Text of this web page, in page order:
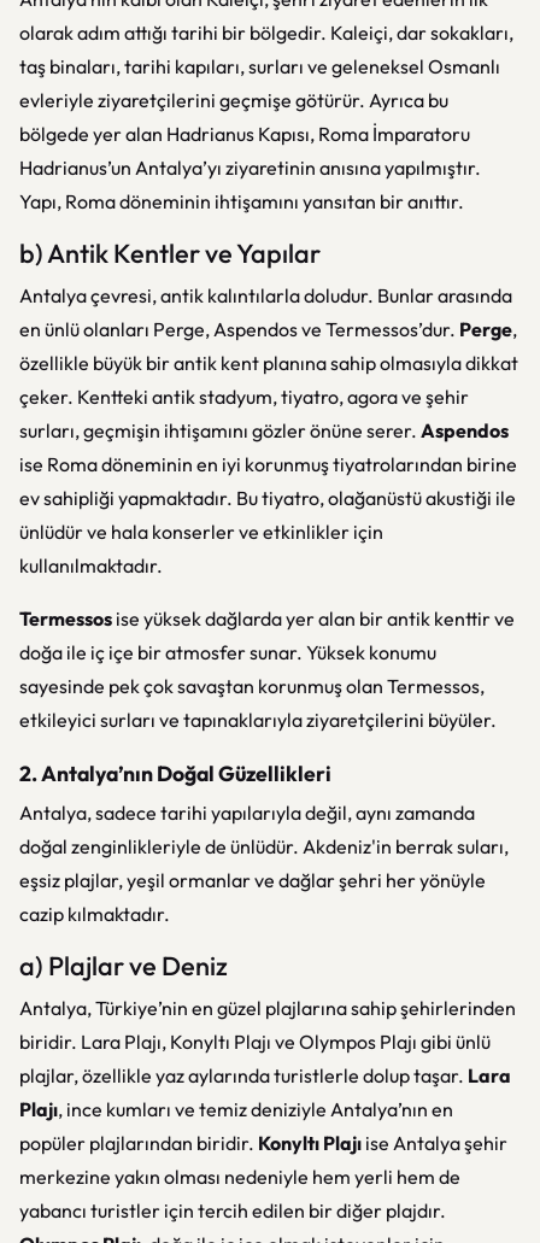
olarak adım attığı tarihi bir bölgedir. Kaleiçi, dar sokakları,
taş binaları, tarihi kapıları, surları ve geleneksel Osmanlı
evleriyle ziyaretçilerini geçmişe götürür. Ayrıca bu
bölgede yer alan Hadrianus Kapısı, Roma İmparatoru
Hadrianus’un Antalya’yı ziyaretinin anısına yapılmıştır.
Yapı, Roma döneminin ihtişamını yansıtan bir anıttır.
b) Antik Kentler ve Yapılar
Antalya çevresi, antik kalıntılarla doludur. Bunlar arasında
en ünlü olanları Perge, Aspendos ve Termessos’dur. Perge,
özellikle büyük bir antik kent planına sahip olmasıyla dikkat
çeker. Kentteki antik stadyum, tiyatro, agora ve şehir
surları, geçmişin ihtişamını gözler önüne serer. Aspendos
ise Roma döneminin en iyi korunmuş tiyatrolarından birine
ev sahipliği yapmaktadır. Bu tiyatro, olağanüstü akustiği ile
ünlüdür ve hala konserler ve etkinlikler için
kullanılmaktadır.
Termessos ise yüksek dağlarda yer alan bir antik kenttir ve
doğa ile iç içe bir atmosfer sunar. Yüksek konumu
sayesinde pek çok savaştan korunmuş olan Termessos,
etkileyici surları ve tapınaklarıyla ziyaretçilerini büyüler.
2. Antalya’nın Doğal Güzellikleri
Antalya, sadece tarihi yapılarıyla değil, aynı zamanda
doğal zenginlikleriyle de ünlüdür. Akdeniz'in berrak suları,
eşsiz plajlar, yeşil ormanlar ve dağlar şehri her yönüyle
cazip kılmaktadır.
a) Plajlar ve Deniz
Antalya, Türkiye’nin en güzel plajlarına sahip şehirlerinden
biridir. Lara Plajı, Konyltı Plajı ve Olympos Plajı gibi ünlü
plajlar, özellikle yaz aylarında turistlerle dolup taşar. Lara
Plajı, ince kumları ve temiz deniziyle Antalya’nın en
popüler plajlarından biridir. Konyltı Plajı ise Antalya şehir
merkezine yakın olması nedeniyle hem yerli hem de
yabancı turistler için tercih edilen bir diğer plajdır.